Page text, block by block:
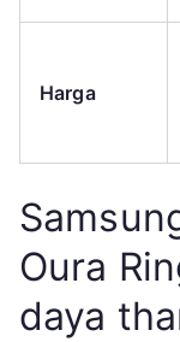
Harga
Oura
daya